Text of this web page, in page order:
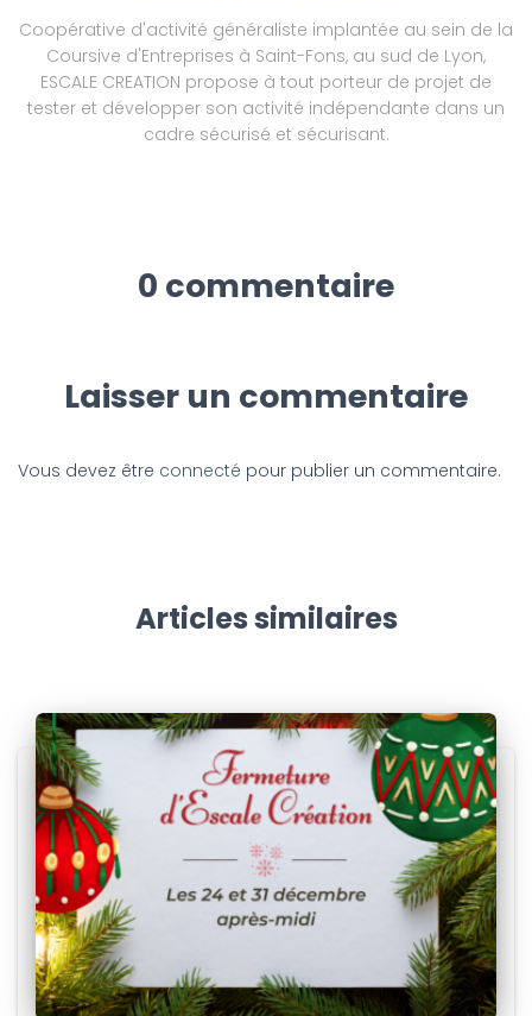
Coopérative d'activité généraliste implantée au sein de la
Coursive d'Entreprises à Saint-Fons, au sud de Lyon,
ESCALE CREATION propose à tout porteur de projet de
tester et développer son activité indépendante dans un
cadre sécurisé et sécurisant.
0 commentaire
Laisser un commentaire
Vous devez être connecté pour publier un commentaire.
Articles similaires